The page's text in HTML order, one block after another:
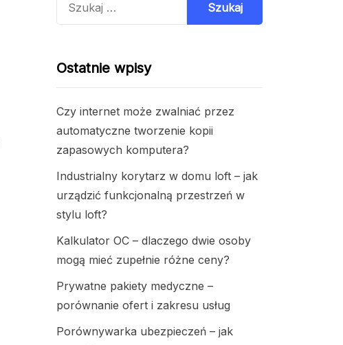
Ostatnie wpisy
Czy internet może zwalniać przez
automatyczne tworzenie kopii
zapasowych komputera?
Industrialny korytarz w domu loft – jak
urządzić funkcjonalną przestrzeń w
stylu loft?
Kalkulator OC – dlaczego dwie osoby
mogą mieć zupełnie różne ceny?
Prywatne pakiety medyczne –
porównanie ofert i zakresu usług
Porównywarka ubezpieczeń – jak